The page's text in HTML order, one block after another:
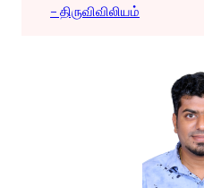
– திருவிவிலியம்